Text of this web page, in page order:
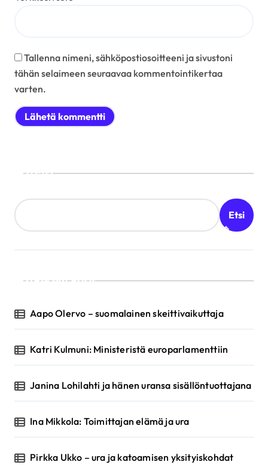
Tallenna nimeni, sähköpostiosoitteeni ja sivustoni
tähän selaimeen seuraavaa kommentointikertaa
varten.
Etsi
Etsi
Recent Posts
Aapo Olervo – suomalainen skeittivaikuttaja
Katri Kulmuni: Ministeristä europarlamenttiin
Janina Lohilahti ja hänen uransa sisällöntuottajana
Ina Mikkola: Toimittajan elämä ja ura
Pirkka Ukko – ura ja katoamisen yksityiskohdat